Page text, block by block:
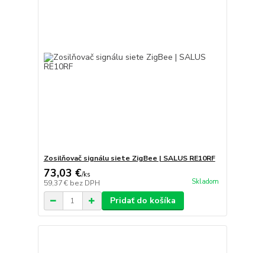
Zosilňovač signálu siete ZigBee | SALUS RE10RF
73,03 €/ks
59,37 € bez DPH Skladom
Pridať do košíka